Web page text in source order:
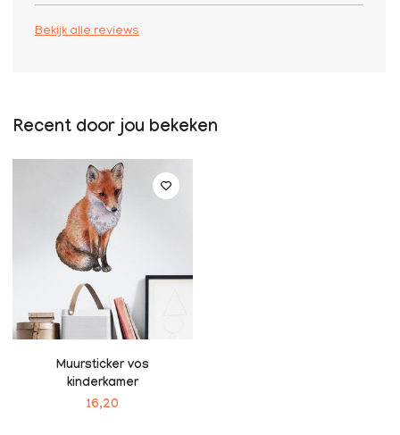
Bekijk alle reviews
Recent door jou bekeken
Muursticker vos
kinderkamer
16,20